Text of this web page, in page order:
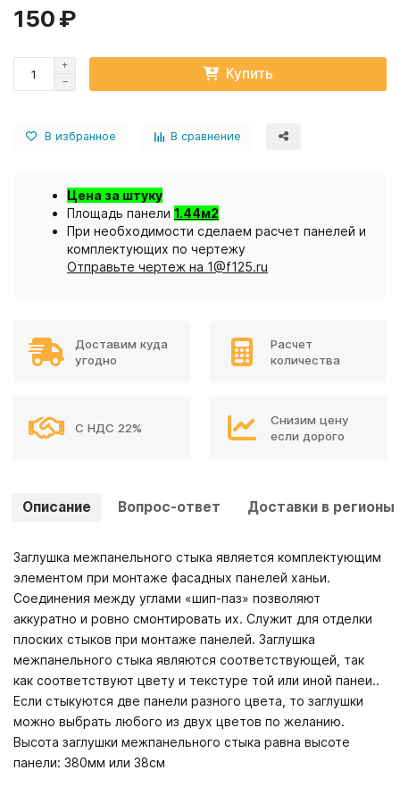
150 ₽
Купить
В избранное В сравнение
Цена за штуку
Площадь панели 1.44м2
При необходимости сделаем расчет панелей и
комплектующих по чертежу
Отправьте чертеж на 1@f125.ru
Доставим куда
угодно
Расчет
количества
С НДС 22%
Снизим цену
если дорого
Описание Вопрос-ответ Доставки в регионы
Заглушка межпанельного стыка является комплектующим
элементом при монтаже фасадных панелей ханьи.
Соединения между углами «шип-паз» позволяют
аккуратно и ровно смонтировать их. Служит для отделки
плоских стыков при монтаже панелей. Заглушка
межпанельного стыка являются соответствующей, так
как соответствуют цвету и текстуре той или иной панеи..
Если стыкуются две панели разного цвета, то заглушки
можно выбрать любого из двух цветов по желанию.
Высота заглушки межпанельного стыка равна высоте
панели: 380мм или 38см